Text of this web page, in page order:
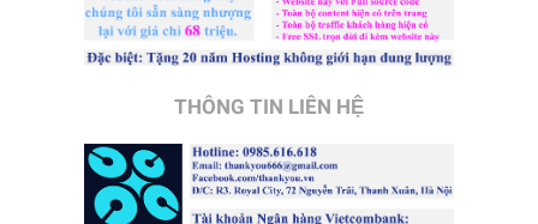
THÔNG TIN LIÊN HỆ